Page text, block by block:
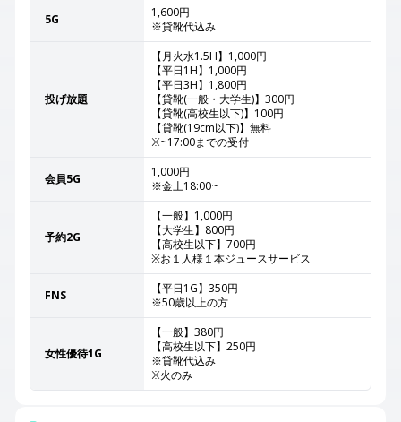
5G
1,600円
※貸靴代込み
投げ放題
【月火水1.5H】1,000円
【平日1H】1,000円
【平日3H】1,800円
【貸靴(一般・大学生)】300円
【貸靴(高校生以下)】100円
【貸靴(19cm以下)】無料
※~17:00までの受付
会員5G
1,000円
※金土18:00~
予約2G
【一般】1,000円
【大学生】800円
【高校生以下】700円
※お１人様１本ジュースサービス
FNS
【平日1G】350円
※50歳以上の方
女性優待1G
【一般】380円
【高校生以下】250円
※貸靴代込み
※火のみ